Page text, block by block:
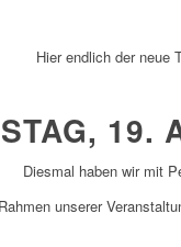
Hier endlich der neue
19.
Diesmal haben wir mit
unserer